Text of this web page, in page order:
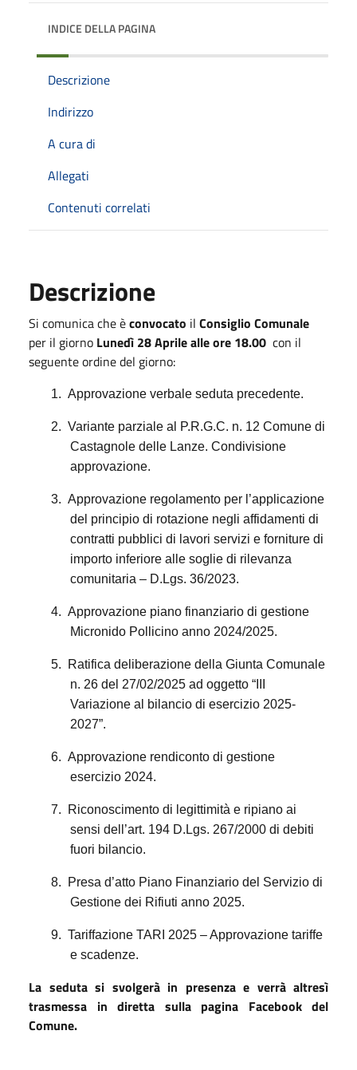
INDICE DELLA PAGINA
Descrizione
Indirizzo
A cura di
Allegati
Contenuti correlati
Descrizione
Si comunica che èconvocato il Consiglio Comunale
per il giorno Lunedì 28 Aprile alle ore 18.00 con il
seguente ordine del giorno:
1. Approvazione verbale seduta precedente.
2. Variante parziale al P.R.G.C. n. 12 Comune di
Castagnole delle Lanze. Condivisione
approvazione.
3. Approvazione regolamento per l’applicazione
del principio di rotazione negli affidamenti di
contratti pubblici di lavori servizi e forniture di
importo inferiore alle soglie di rilevanza
comunitaria – D.Lgs. 36/2023.
4. Approvazione piano finanziario di gestione
Micronido Pollicino anno 2024/2025.
5.
Ratifica deliberazione della Giunta Comunale
n. 26 del 27/02/2025 ad oggetto “III
Variazione al bilancio di esercizio 2025-
2027”.
6. Approvazione rendiconto di gestione
esercizio 2024.
7.
Riconoscimento di legittimità e ripiano ai
sensi dell’art. 194 D.Lgs. 267/2000 di debiti
fuori bilancio.
8.
Presa d’atto Piano Finanziario del Servizio di
Gestione dei Rifiuti anno 2025.
9. Tariffazione TARI 2025 – Approvazione tariffe
e scadenze.
La seduta si svolgerà in presenza e verrà altresì
trasmessa in diretta sulla pagina Facebook del
Comune.